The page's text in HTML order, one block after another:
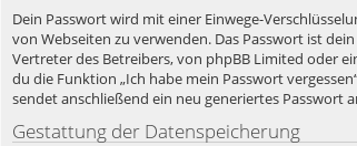
Dein Passwort wird mit einer Einwege-
von Webseiten zu verwenden. Das Passwort ist
Vertreter des Betreibers, von phpBB Limited oder
du die Funktion „Ich habe mein Passwort
sendet anschließend ein neu generiertes Passwort
Gestattung der Datenspeicherung